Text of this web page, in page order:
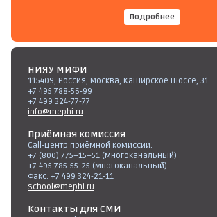
Подробнее
НИЯУ МИФИ
115409, Россия, Москва, Каширское шоссе, 31
+7 495 788-56-99
+7 499 324-77-77
info@mephi.ru
Приёмная комиссия
Call-центр приёмной комиссии:
+7 (800) 775–15–51 (многоканальный)
+7 495 785-55-25 (многоканальный)
Факс: +7 499 324-21-11
school@mephi.ru
Контакты для СМИ